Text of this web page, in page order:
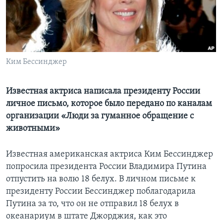
Learning English
СОЦИАЛЬНЫЕ СЕТИ
Языки
Ким Бессинджер
Известная актриса написала президенту России
личное письмо, которое было передано по каналам
организации «Люди за гуманное обращение с
животными»
Известная американская актриса Ким Бессинджер
попросила президента России Владимира Путина
отпустить на волю 18 белух. В личном письме к
президенту России Бессинджер поблагодарила
Путина за то, что он не отправил 18 белух в
океанариум в штате Джорджия, как это